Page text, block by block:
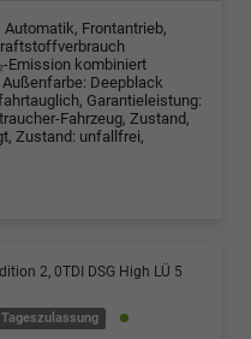
Automatik, Frontantrieb,
Emission kombiniert
Außenfarbe: Deepblack
Garantieleistung:
Fahrzeug, Zustand,
Zustand: unfallfrei,
2, 0TDI DSG High LÜ 5